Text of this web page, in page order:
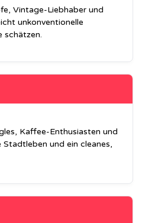
Vintage-Liebhaber und
unkonventionelle
schätzen.
Kaffee-Enthusiasten und
und ein cleanes,